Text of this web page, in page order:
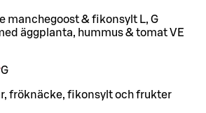
manchegoost & fikonsylt L, G
äggplanta, hummus & tomat VE
G
fröknäcke, fikonsylt och frukter